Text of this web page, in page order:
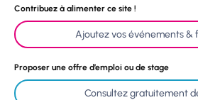
Contribuez à alimenter ce site !
Ajoutez vos événements &
Proposer une offre d’emploi ou de stage
Consultez gratuitement